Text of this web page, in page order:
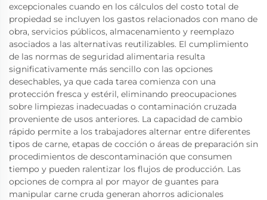
excepcionales cuando en los cálculos del costo total de
propiedad se incluyen los gastos relacionados con mano de
obra, servicios públicos, almacenamiento y reemplazo
asociados a las alternativas reutilizables. El cumplimiento
de las normas de seguridad alimentaria resulta
significativamente más sencillo con las opciones
desechables, ya que cada tarea comienza con una
protección fresca y estéril, eliminando preocupaciones
sobre limpiezas inadecuadas o contaminación cruzada
proveniente de usos anteriores. La capacidad de cambio
rápido permite a los trabajadores alternar entre diferentes
tipos de carne, etapas de cocción o áreas de preparación sin
procedimientos de descontaminación que consumen
tiempo y pueden ralentizar los flujos de producción. Las
opciones de compra al por mayor de guantes para
manipular carne cruda generan ahorros adicionales